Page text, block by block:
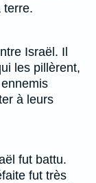
terre.
Israël. Il
les pillèrent,
à leurs
fut battu.
fut très